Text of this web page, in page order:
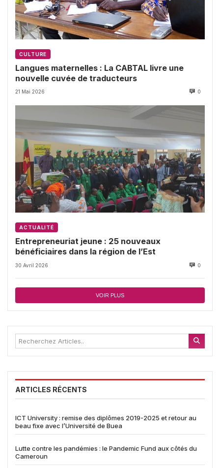
CULTURE
Langues maternelles : La CABTAL livre une
nouvelle cuvée de traducteurs
21 Mai 2026 0
ACTUALITÉ
Entrepreneuriat jeune : 25 nouveaux
bénéficiaires dans la région de l’Est
30 Avril 2026 0
VOIR PLUS
ARTICLES RÉCENTS
ICT University : remise des diplômes 2019-2025 et retour au
beau fixe avec l’Université de Buea
Lutte contre les pandémies : le Pandemic Fund aux côtés du
Cameroun